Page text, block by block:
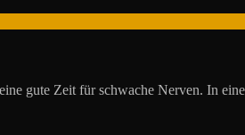
gute Zeit für schwache Nerven. In